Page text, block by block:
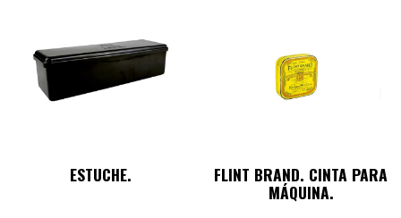
ESTUCHE. FLINT BRAND. CINTA PARA
MÁQUINA.